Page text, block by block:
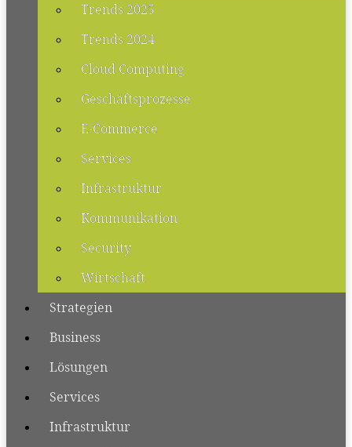
Trends 2025
Trends 2024
Cloud Computing
Geschäftsprozesse
E-Commerce
Services
Infrastruktur
Kommunikation
Security
Wirtschaft
Strategien
Business
Lösungen
Services
Infrastruktur